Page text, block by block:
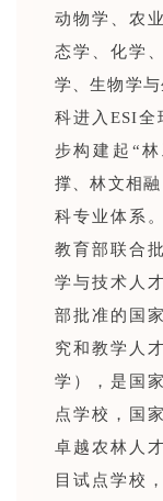
动物学、农
态学、化学
学、生物学
科进入ESI全
步构建起“
撑、林文相
科专业体系
教育部联合
学与技术人
部批准的国
究和教学人
学），是国
点学校，国
卓越农林人
目试点学校